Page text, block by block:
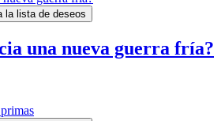
la lista de deseos
una nueva guerra fría?